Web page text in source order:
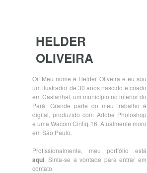
HELDER
OLIVEIRA
Oi! Meu nome é Helder Oliveira e eu sou
um ilustrador de 30 anos nascido e criado
em Castanhal, um município no interior do
Pará. Grande parte do meu trabalho é
digital, produzido com Adobe Photoshop
e uma Wacom Cintiq 16. Atualmente moro
em São Paulo.
Profissionalmente, meu portfólio está
aqui . Sinta-se a vontade para entrar em
contato.